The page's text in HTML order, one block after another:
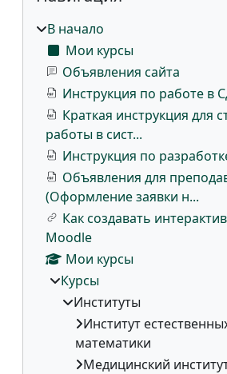
В начало
Мои курсы
Объявления сайта
Инструкция по работе в
Краткая инструкция для
работы в сист...
Инструкция по
Объявления для
(Оформление заявки н...
Как создавать
Moodle
Мои курсы
Курсы
Институты
Институт
математики
Медицинский